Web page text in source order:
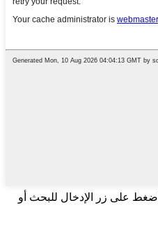
اضغط على زر الإدخال للبحث أو